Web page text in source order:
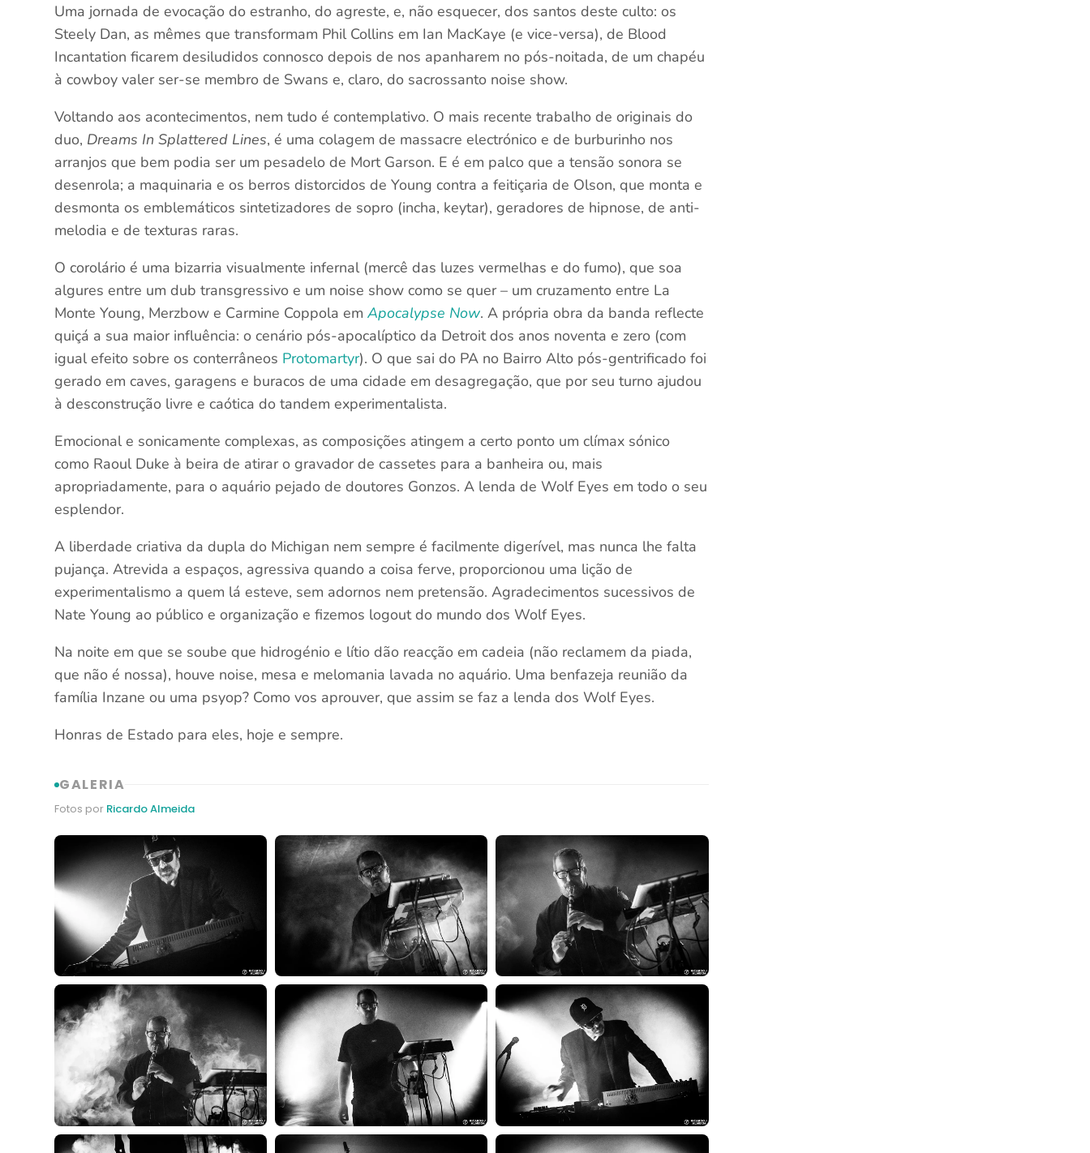
Uma jornada de evocação do estranho, do agreste, e, não esquecer, dos santos deste culto: os
Steely Dan, as mêmes que transformam Phil Collins em Ian MacKaye (e vice-versa), de Blood
Incantation ficarem desiludidos connosco depois de nos apanharem no pós-noitada, de um chapéu
à cowboy valer ser-se membro de Swans e, claro, do sacrossanto noise show.
Voltando aos acontecimentos, nem tudo é contemplativo. O mais recente trabalho de originais do
duo, Dreams In Splattered Lines, é uma colagem de massacre electrónico e de burburinho nos
arranjos que bem podia ser um pesadelo de Mort Garson. E é em palco que a tensão sonora se
desenrola; a maquinaria e os berros distorcidos de Young contra a feitiçaria de Olson, que monta e
desmonta os emblemáticos sintetizadores de sopro (incha, keytar), geradores de hipnose, de anti-
melodia e de texturas raras.
O corolário é uma bizarria visualmente infernal (mercê das luzes vermelhas e do fumo), que soa
algures entre um dub transgressivo e um noise show como se quer – um cruzamento entre La
Monte Young, Merzbow e Carmine Coppola emApocalypse Now. A própria obra da banda reflecte
quiçá a sua maior influência: o cenário pós-apocalíptico da Detroit dos anos noventa e zero (com
igual efeito sobre os conterrâneos Protomartyr). O que sai do PA no Bairro Alto pós-gentrificado foi
gerado em caves, garagens e buracos de uma cidade em desagregação, que por seu turno ajudou
à desconstrução livre e caótica do tandem experimentalista.
Emocional e sonicamente complexas, as composições atingem a certo ponto um clímax sónico
como Raoul Duke à beira de atirar o gravador de cassetes para a banheira ou, mais
apropriadamente, para o aquário pejado de doutores Gonzos. A lenda de Wolf Eyes em todo o seu
esplendor.
A liberdade criativa da dupla do Michigan nem sempre é facilmente digerível, mas nunca lhe falta
pujança. Atrevida a espaços, agressiva quando a coisa ferve, proporcionou uma lição de
experimentalismo a quem lá esteve, sem adornos nem pretensão. Agradecimentos sucessivos de
Nate Young ao público e organização e fizemos logout do mundo dos Wolf Eyes.
Na noite em que se soube que hidrogénio e lítio dão reacção em cadeia (não reclamem da piada,
que não é nossa), houve noise, mesa e melomania lavada no aquário. Uma benfazeja reunião da
família Inzane ou uma psyop? Como vos aprouver, que assim se faz a lenda dos Wolf Eyes.
Honras de Estado para eles, hoje e sempre.
GALERIA
Fotos por Ricardo Almeida